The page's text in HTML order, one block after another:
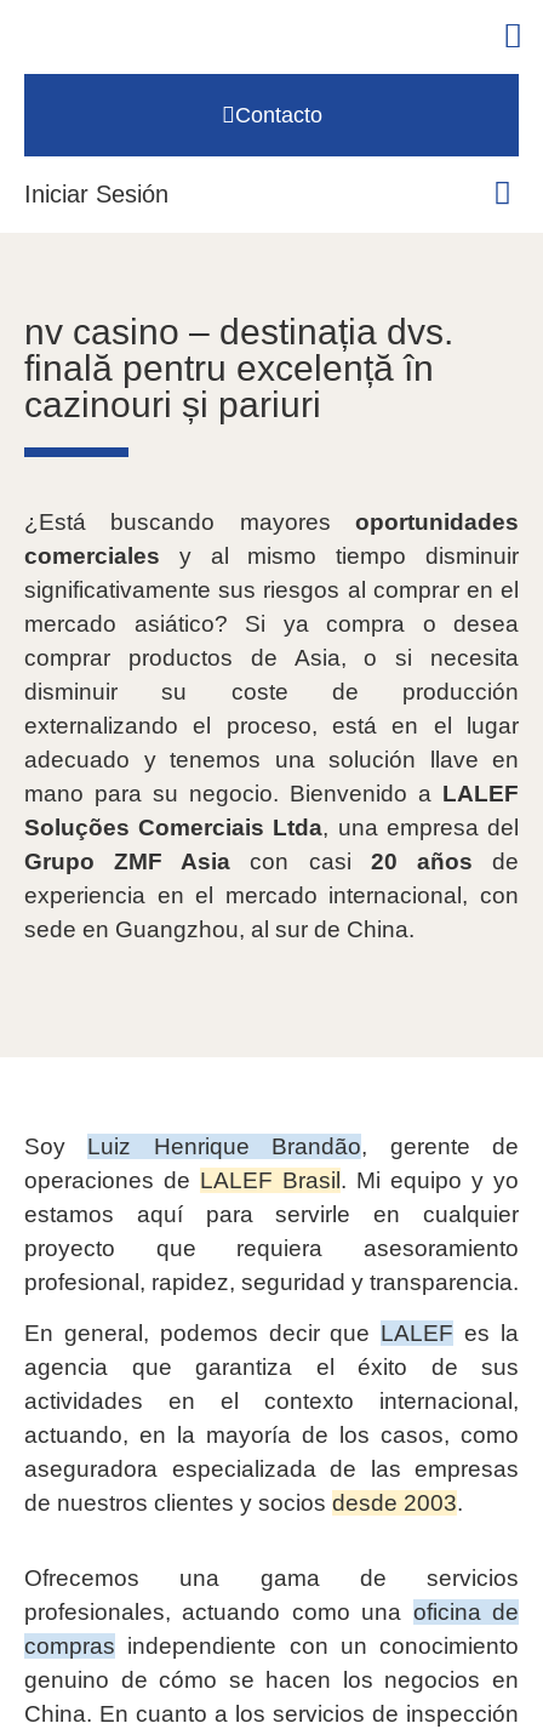
Contacto
Iniciar Sesión
nv casino – destinația dvs.
finală pentru excelență în
cazinouri și pariuri
¿Está buscando mayores oportunidades
comerciales y al mismo tiempo disminuir
significativamente sus riesgos al comprar en el
mercado asiático? Si ya compra o desea
comprar productos de Asia, o si necesita
disminuir su coste de producción
externalizando el proceso, está en el lugar
adecuado y tenemos una solución llave en
mano para su negocio. Bienvenido a LALEF
Soluções Comerciais Ltda, una empresa del
Grupo ZMF Asia con casi 20 años de
experiencia en el mercado internacional, con
sede en Guangzhou, al sur de China.
Soy Luiz Henrique Brandão, gerente de
operaciones de LALEF Brasil. Mi equipo y yo
estamos aquí para servirle en cualquier
proyecto que requiera asesoramiento
profesional, rapidez, seguridad y transparencia.
En general, podemos decir que LALEF es la
agencia que garantiza el éxito de sus
actividades en el contexto internacional,
actuando, en la mayoría de los casos, como
aseguradora especializada de las empresas
de nuestros clientes y socios desde 2003.
Ofrecemos una gama de servicios
profesionales, actuando como una oficina de
compras independiente con un conocimiento
genuino de cómo se hacen los negocios en
China. En cuanto a los servicios de inspección